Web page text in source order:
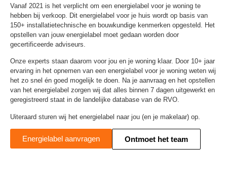
Vanaf 2021 is het verplicht om een energielabel voor je woning te
hebben bij verkoop. Dit energielabel voor je huis wordt op basis van
150+ installatietechnische en bouwkundige kenmerken opgesteld. Het
opstellen van jouw energielabel moet gedaan worden door
gecertificeerde adviseurs.
Onze experts staan daarom voor jou en je woning klaar. Door 10+ jaar
ervaring in het opnemen van een energielabel voor je woning weten wij
het zo snel én goed mogelijk te doen. Na je aanvraag en het opstellen
van het energielabel zorgen wij dat alles binnen 7 dagen uitgewerkt en
geregistreerd staat in de landelijke database van de RVO.
Uiteraard sturen wij het energielabel naar jou (en je makelaar) op.
Energielabel aanvragen Ontmoet het team